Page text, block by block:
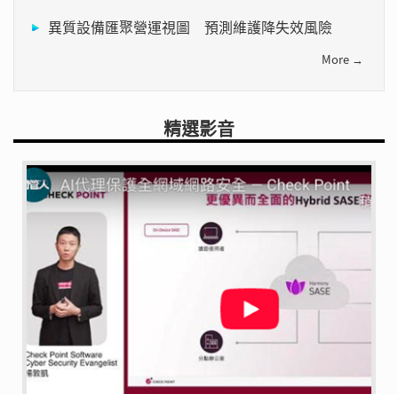
異質設備匯聚營運視圖 預測維護降失效風險
More →
精選影音